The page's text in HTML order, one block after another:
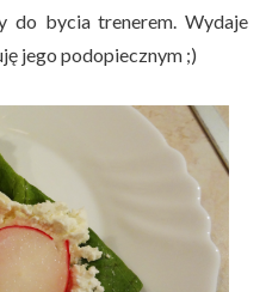
do bycia trenerem. Wydaje
jego podopiecznym ;)